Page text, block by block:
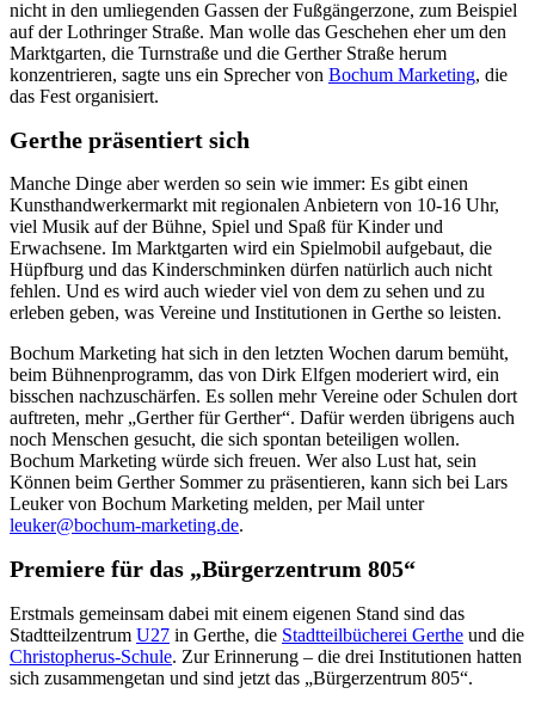
nicht in den umliegenden Gassen der Fußgängerzone, zum Beispiel
auf der Lothringer Straße. Man wolle das Geschehen eher um den
Marktgarten, die Turnstraße und die Gerther Straße herum
konzentrieren, sagte uns ein Sprecher von Bochum Marketing, die
das Fest organisiert.
Gerthe präsentiert sich
Manche Dinge aber werden so sein wie immer: Es gibt einen
Kunsthandwerkermarkt mit regionalen Anbietern von 10-16 Uhr,
viel Musik auf der Bühne, Spiel und Spaß für Kinder und
Erwachsene. Im Marktgarten wird ein Spielmobil aufgebaut, die
Hüpfburg und das Kinderschminken dürfen natürlich auch nicht
fehlen. Und es wird auch wieder viel von dem zu sehen und zu
erleben geben, was Vereine und Institutionen in Gerthe so leisten.
Bochum Marketing hat sich in den letzten Wochen darum bemüht,
beim Bühnenprogramm, das von Dirk Elfgen moderiert wird, ein
bisschen nachzuschärfen. Es sollen mehr Vereine oder Schulen dort
auftreten, mehr „Gerther für Gerther“. Dafür werden übrigens auch
noch Menschen gesucht, die sich spontan beteiligen wollen.
Bochum Marketing würde sich freuen. Wer also Lust hat, sein
Können beim Gerther Sommer zu präsentieren, kann sich bei Lars
Leuker von Bochum Marketing melden, per Mail unter
leuker@bochum-marketing.de.
Premiere für das „Bürgerzentrum 805“
Erstmals gemeinsam dabei mit einem eigenen Stand sind das
Stadtteilzentrum U27 in Gerthe, die Stadtteilbücherei Gerthe und die
Christopherus-Schule. Zur Erinnerung – die drei Institutionen hatten
sich zusammengetan und sind jetzt das „Bürgerzentrum 805“.